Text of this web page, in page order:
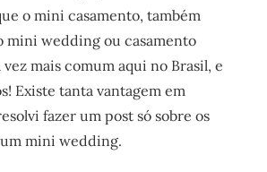
o mini casamento, também
mini wedding ou casamento
mais comum aqui no Brasil, e
Existe tanta vantagem em
fazer um post só sobre os
mini wedding.